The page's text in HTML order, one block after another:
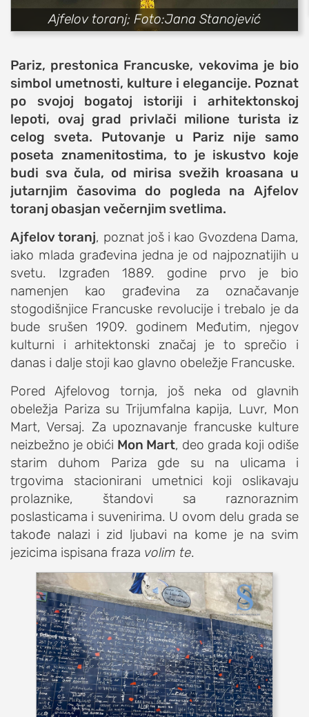
sport
košarka
rukomet
e-sport
ostali sportovi
zabava
muzika
putovanja
moda i stil
studenti
organizacije
konkursi
fakulteti
studentski život
zdravlje
kolumna
sdl podkast
STUDENTSKI DNEVNI LIST
o nama
impresum
kontakt
Ajfelov toranj; Foto:Jana Stanojević
Pariz, prestonica Francuske, vekovima je bio
simbol umetnosti, kulture i elegancije. Poznat
po svojoj bogatoj istoriji i arhitektonskoj
lepoti, ovaj grad privlači milione turista iz
celog sveta. Putovanje u Pariz nije samo
poseta znamenitostima, to je iskustvo koje
budi sva čula, od mirisa svežih kroasana u
jutarnjim časovima do pogleda na Ajfelov
toranj obasjan večernjim svetlima.
Ajfelov toranj, poznat još i kao Gvozdena Dama,
iako mlada građevina jedna je od najpoznatijih u
svetu. Izgrađen 1889. godine prvo je bio
namenjen kao građevina za označavanje
stogodišnjice Francuske revolucije i trebalo je da
bude srušen 1909. godinem Međutim, njegov
kulturni i arhitektonski značaj je to sprečio i
danas i dalje stoji kao glavno obeležje Francuske.
Pored Ajfelovog tornja, još neka od glavnih
obeležja Pariza su Trijumfalna kapija, Luvr, Mon
Mart, Versaj. Za upoznavanje francuske kulture
neizbežno je obići Mon Mart, deo grada koji odiše
starim duhom Pariza gde su na ulicama i
trgovima stacionirani umetnici koji oslikavaju
prolaznike, štandovi sa raznoraznim
poslasticama i suvenirima. U ovom delu grada se
takođe nalazi i zid ljubavi na kome je na svim
jezicima ispisana fraza volim te.